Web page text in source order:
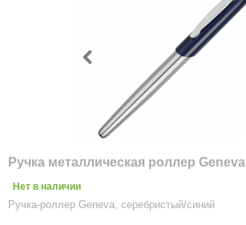
Ручка металлическая роллер Geneva
Нет в наличии
Ручка-роллер Geneva, серебристый/синий